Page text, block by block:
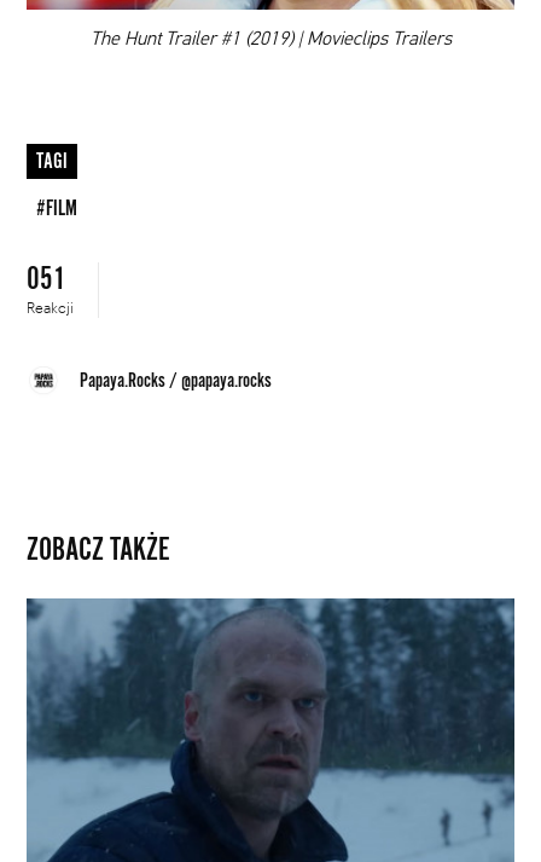
00:00
The Hunt Trailer #1 (2019) | Movieclips Trailers
TAGI
#FILM
051
Reakcji
Papaya.Rocks /@papaya.rocks
ZOBACZ TAKŻE
Pozdrowienia
Twórcy
„Stranger
Things"